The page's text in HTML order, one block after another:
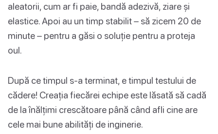
aleatorii, cum ar fi paie, bandă adezivă, ziare și
elastice. Apoi au un timp stabilit – să zicem 20 de
minute – pentru a găsi o soluție pentru a proteja
oul.
După ce timpul s-a terminat, e timpul testului de
cădere! Creația fiecărei echipe este lăsată să cadă
de la înălțimi crescătoare până când afli cine are
cele mai bune abilități de inginerie.